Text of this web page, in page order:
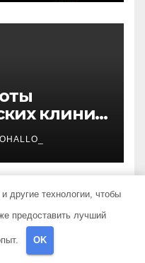
клиник
другие технологии, чтобы
предоставить лучший
OK